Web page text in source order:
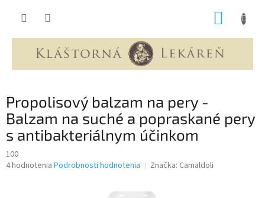
Propolisový balzam na pery -
Balzam na suché a popraskané pery
s antibakteriálnym účinkom
100
Priemerné
4 hodnotenia Podrobnosti hodnotenia Značka: Camaldoli